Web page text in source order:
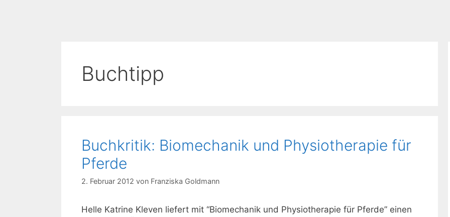
Buchtipp
Buchkritik: Biomechanik und Physiotherapie für
Pferde
2. Februar 2012 von Franziska Goldmann
Helle Katrine Kleven liefert mit “Biomechanik und Physiotherapie für Pferde” einen